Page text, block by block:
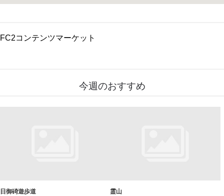
FC2コンテンツマーケット
今週のおすすめ
日御碕遊歩道 霊山